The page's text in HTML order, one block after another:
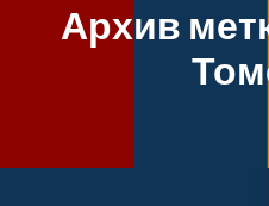
Архив